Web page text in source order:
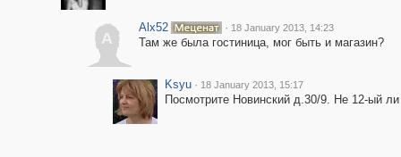
A
Alx52 · 18 January 2013, 14:23
Там же была гостиница, мог быть и магазин?
Ksyu · 18 January 2013, 15:17
Посмотрите Новинский д.30/9. Не 12-ый